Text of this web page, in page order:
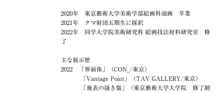
2020年 東京藝術大学美術学部絵画科油画 卒業
2021年 クマ財団五期生に採択
2022年 同学大学院美術研究科 絵画技法材料研究室 修
了
主な展示歴
2022 「界面体」（CON_/東京）
「Vantage Point」（TAV GALLERY/東京）
「地表の掻き傷」（東京藝術大学大学院 修了制